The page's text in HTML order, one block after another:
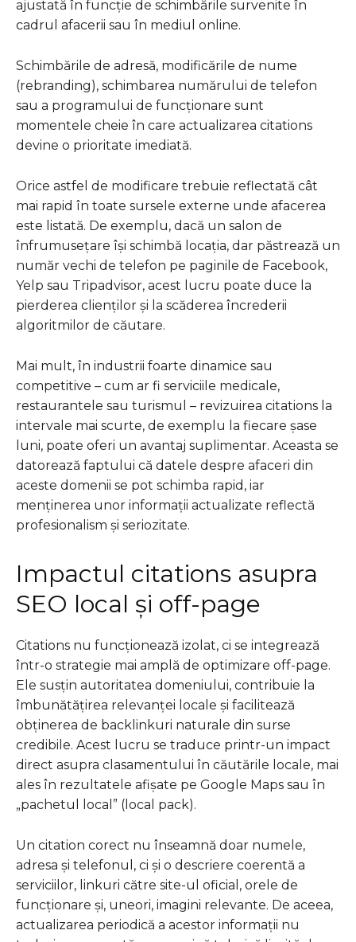
ajustată în funcție de schimbările survenite în
cadrul afacerii sau în mediul online.
Schimbările de adresă, modificările de nume
(rebranding), schimbarea numărului de telefon
sau a programului de funcționare sunt
momentele cheie în care actualizarea citations
devine o prioritate imediată.
Orice astfel de modificare trebuie reflectată cât
mai rapid în toate sursele externe unde afacerea
este listată. De exemplu, dacă un salon de
înfrumusețare își schimbă locația, dar păstrează un
număr vechi de telefon pe paginile de Facebook,
Yelp sau Tripadvisor, acest lucru poate duce la
pierderea clienților și la scăderea încrederii
algoritmilor de căutare.
Mai mult, în industrii foarte dinamice sau
competitive – cum ar fi serviciile medicale,
restaurantele sau turismul – revizuirea citations la
intervale mai scurte, de exemplu la fiecare șase
luni, poate oferi un avantaj suplimentar. Aceasta se
datorează faptului că datele despre afaceri din
aceste domenii se pot schimba rapid, iar
menținerea unor informații actualizate reflectă
profesionalism și seriozitate.
Impactul citations asupra
SEO local și off-page
Citations nu funcționează izolat, ci se integrează
într-o strategie mai amplă de optimizare off-page.
Ele susțin autoritatea domeniului, contribuie la
îmbunătățirea relevanței locale și facilitează
obținerea de backlinkuri naturale din surse
credibile. Acest lucru se traduce printr-un impact
direct asupra clasamentului în căutările locale, mai
ales în rezultatele afișate pe Google Maps sau în
„pachetul local” (local pack).
Un citation corect nu înseamnă doar numele,
adresa și telefonul, ci și o descriere coerentă a
serviciilor, linkuri către site-ul oficial, orele de
funcționare și, uneori, imagini relevante. De aceea,
actualizarea periodică a acestor informații nu